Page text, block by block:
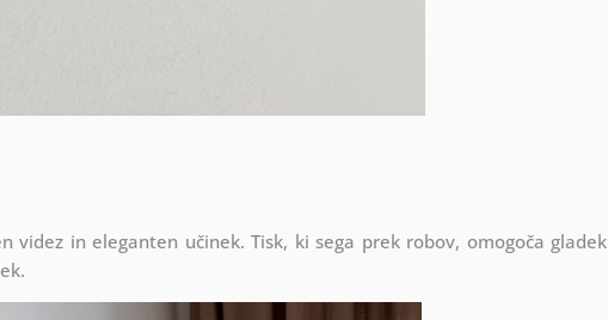
videz in eleganten učinek. Tisk, ki sega prek robov, omogoča gladek